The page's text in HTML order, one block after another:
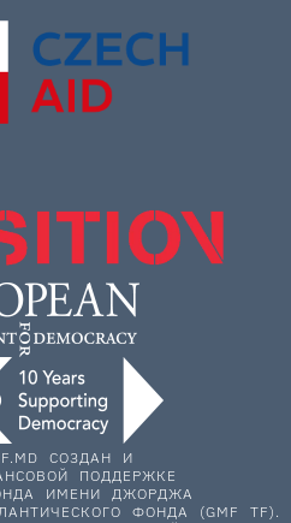
СОЗДАН И
ПОДДЕРЖКЕ
ИМЕНИ ДЖОРДЖА
ФОНДА (GMF TF).